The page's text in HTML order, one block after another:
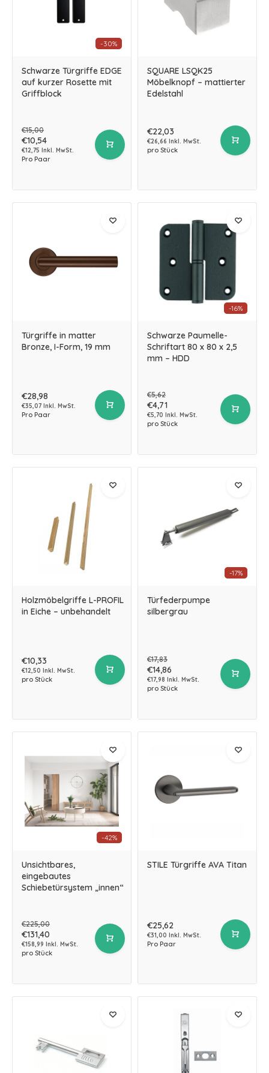
-30%
Schwarze Türgriffe EDGE
auf kurzer Rosette mit
Griffblock
€15,00
€10,54
€12,75 Inkl. MwSt.
Pro Paar
SQUARE LSQK25
Möbelknopf – mattierter
Edelstahl
€22,03
€26,66 Inkl. MwSt.
pro Stück
Türgriffe in matter
Bronze, I-Form, 19 mm
€28,98
€35,07 Inkl. MwSt.
Pro Paar
-16%
Schwarze Paumelle-
Schriftart 80 x 80 x 2,5
mm – HDD
€5,62
€4,71
€5,70 Inkl. MwSt.
pro Stück
Holzmöbelgriffe L-PROFIL
in Eiche – unbehandelt
€10,33
€12,50 Inkl. MwSt.
pro Stück
-17%
Türfederpumpe
silbergrau
€17,83
€14,86
€17,98 Inkl. MwSt.
pro Stück
-42%
Unsichtbares,
eingebautes
Schiebetürsystem „innen“
€225,00
€131,40
€158,99 Inkl. MwSt.
pro Stück
STILE Türgriffe AVA Titan
€25,62
€31,00 Inkl. MwSt.
Pro Paar